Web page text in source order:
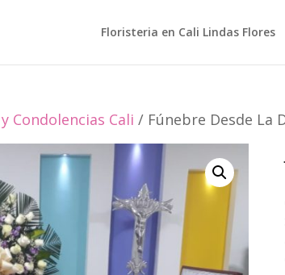
Floristeria en Cali Lindas Flores
Condolencias Cali / Fúnebre Desde La